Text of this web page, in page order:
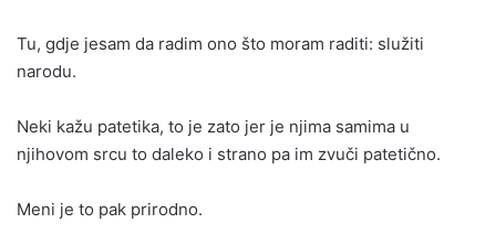
Tu, gdje jesam da radim ono što moram raditi: služiti
narodu.
Neki kažu patetika, to je zato jer je njima samima u
njihovom srcu to daleko i strano pa im zvuči patetično.
Meni je to pak prirodno.